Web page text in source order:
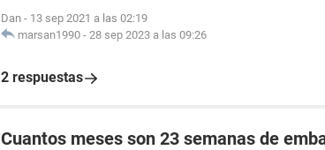
Dan - 13 sep 2021 a las 02:19
marsan1990 - 28 sep 2023 a las 09:26
2 respuestas
Cuantos meses son 23 semanas de